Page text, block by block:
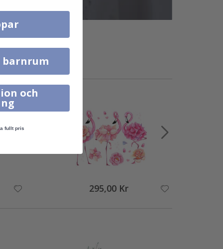
295,00 Kr
och
fullt pris